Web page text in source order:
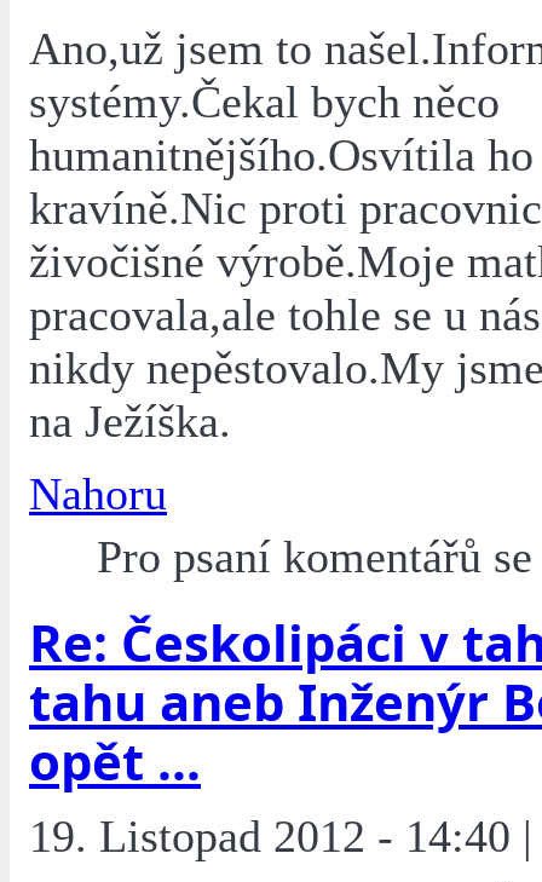
Ano,už jsem to
systémy.Čekal bych něco
humanitnějšího.Osvítila
kravíně.Nic proti
živočišné výrobě.Moje
pracovala,ale tohle se u
nikdy nepěstovalo.My
na Ježíška.
Nahoru
Pro psaní komentářů
Re: Českolipáci v
tahu aneb Inženýr
opět ...
19. Listopad 2012 - 14:40